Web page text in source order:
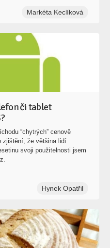
Markéta Keclíková
či tablet
“chytrých” cenově
zjištění, že většina lidí
svoji použitelnosti jsem
Hynek Opatřil